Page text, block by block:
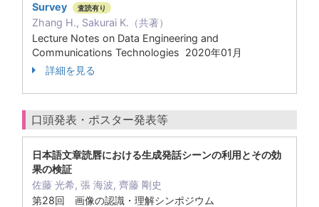
Survey
査読有り
Zhang H., Sakurai K.（共著）
Lecture Notes on Data Engineering and
Communications Technologies 2020年01月
詳細を見る
口頭発表・ポスター発表等
日本語文章読唇における生成発話シーンの利用とその効
果の検証
佐藤 光希, 張 海波, 齊藤 剛史
第28回 画像の認識・理解シンポジウム